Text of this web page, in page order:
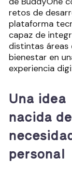
retos de
plataforma
capaz de
distintas áreas
bienestar en
experiencia
Una idea
nacida
personal